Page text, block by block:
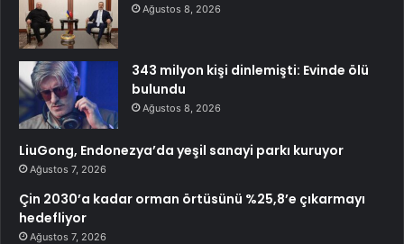
Ağustos 8, 2026
343 milyon kişi dinlemişti: Evinde ölü
bulundu
Ağustos 8, 2026
LiuGong, Endonezya’da yeşil sanayi parkı kuruyor
Ağustos 7, 2026
Çin 2030’a kadar orman örtüsünü %25,8’e çıkarmayı
hedefliyor
Ağustos 7, 2026